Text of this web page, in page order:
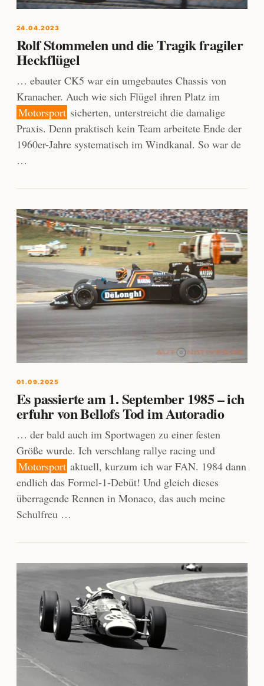
24.04.2023
Rolf Stommelen und die Tragik fragiler
Heckflügel
… ebauter CK5 war ein umgebautes Chassis von
Kranacher. Auch wie sich Flügel ihren Platz im
Motorsport sicherten, unterstreicht die damalige
Praxis. Denn praktisch kein Team arbeitete Ende der
1960er-Jahre systematisch im Windkanal. So war de
…
01.09.2025
Es passierte am 1. September 1985 – ich
erfuhr von Bellofs Tod im Autoradio
… der bald auch im Sportwagen zu einer festen
Größe wurde. Ich verschlang rallye racing und
Motorsport aktuell, kurzum ich war FAN. 1984 dann
endlich das Formel-1-Debüt! Und gleich dieses
überragende Rennen in Monaco, das auch meine
Schulfreu …